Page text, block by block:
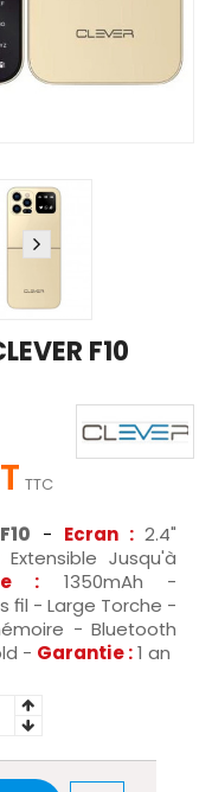
F10
TTC
- Ecran :2.4"
Jusqu'à
: 1350mAh -
fil - Large Torche -
- Bluetooth
- Garantie :1 an